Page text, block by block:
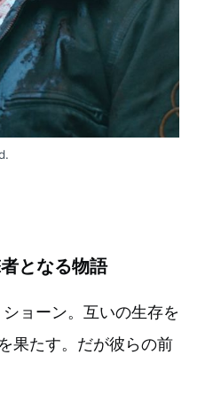
となる物語
ョーン。互いの生存を
果たす。だが彼らの前